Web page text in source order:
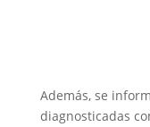
Además, se
diagnosticadas